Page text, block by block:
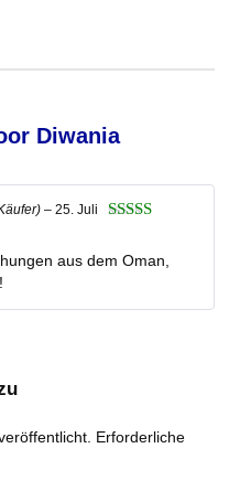
Diwania
– 25. Juli
aus dem Oman,
Erforderliche